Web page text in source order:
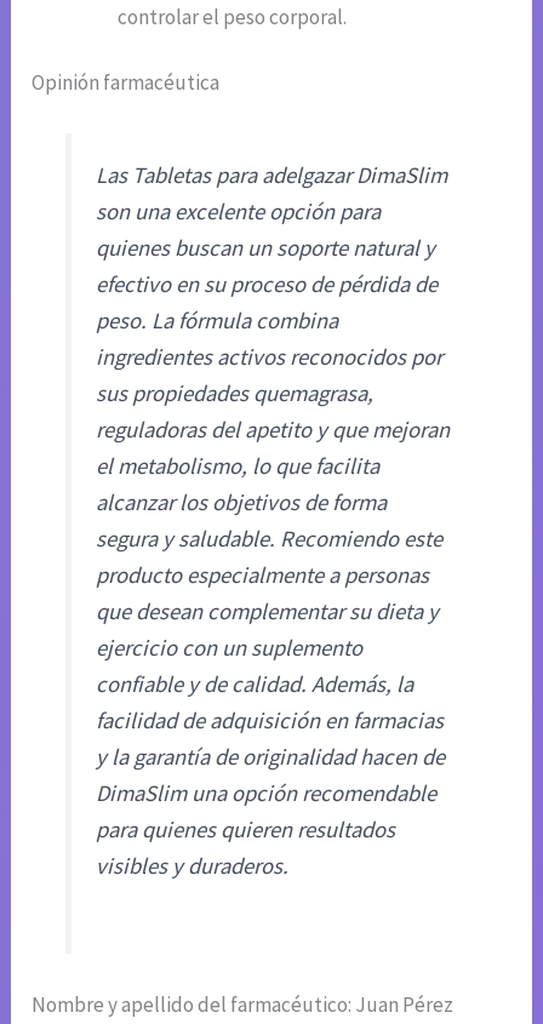
controlar el peso corporal.
Opinión farmacéutica
Las Tabletas para adelgazar DimaSlim
son una excelente opción para
quienes buscan un soporte natural y
efectivo en su proceso de pérdida de
peso. La fórmula combina
ingredientes activos reconocidos por
sus propiedades quemagrasa,
reguladoras del apetito y que mejoran
el metabolismo, lo que facilita
alcanzar los objetivos de forma
segura y saludable. Recomiendo este
producto especialmente a personas
que desean complementar su dieta y
ejercicio con un suplemento
confiable y de calidad. Además, la
facilidad de adquisición en farmacias
y la garantía de originalidad hacen de
DimaSlim una opción recomendable
para quienes quieren resultados
visibles y duraderos.
Nombre y apellido del farmacéutico: Juan Pérez